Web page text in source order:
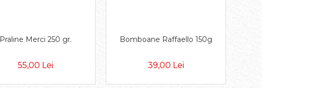
Praline Merci 250 gr.
55,00 Lei
Bomboane Raffaello 150g
39,00 Lei